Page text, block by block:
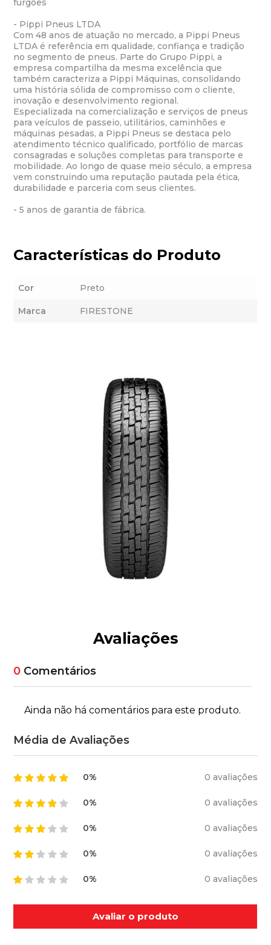
furgões
- Pippi Pneus LTDA
Com 48 anos de atuação no mercado, a Pippi Pneus
LTDA é referência em qualidade, confiança e tradição
no segmento de pneus. Parte do Grupo Pippi, a
empresa compartilha da mesma excelência que
também caracteriza a Pippi Máquinas, consolidando
uma história sólida de compromisso com o cliente,
inovação e desenvolvimento regional.
Especializada na comercialização e serviços de pneus
para veículos de passeio, utilitários, caminhões e
máquinas pesadas, a Pippi Pneus se destaca pelo
atendimento técnico qualificado, portfólio de marcas
consagradas e soluções completas para transporte e
mobilidade. Ao longo de quase meio século, a empresa
vem construindo uma reputação pautada pela ética,
durabilidade e parceria com seus clientes.
- 5 anos de garantia de fábrica.
Características do Produto
Cor Preto
Marca FIRESTONE
Avaliações
0 Comentários
Ainda não há comentários para este produto.
Média de Avaliações
0% 0 avaliações
0% 0 avaliações
0% 0 avaliações
0% 0 avaliações
0% 0 avaliações
Avaliar o produto